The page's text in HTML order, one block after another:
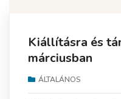
Kiállításra és
márciusban
ÁLTALÁNOS